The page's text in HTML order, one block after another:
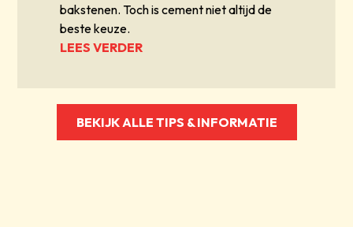
bakstenen. Toch is cement niet altijd de
beste keuze.
LEES VERDER
BEKIJK ALLE TIPS & INFORMATIE